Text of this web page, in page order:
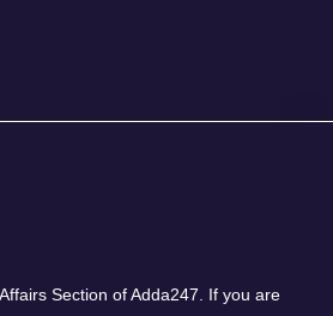
Section of Adda247. If you are